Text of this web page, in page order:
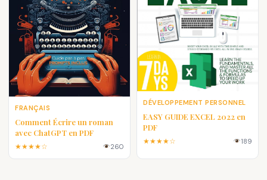
FRANÇAIS
Comment Écrire un roman
avec ChatGPT en PDF
★★★★☆ 260
DÉVELOPPEMENT PERSONNEL
EASY GUIDE EXCEL 2022 en
PDF
★★★★☆ 189